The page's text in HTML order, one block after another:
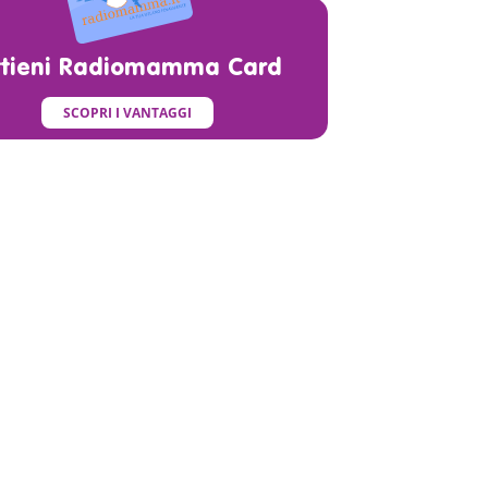
Radiomamma Card
SCOPRI I VANTAGGI